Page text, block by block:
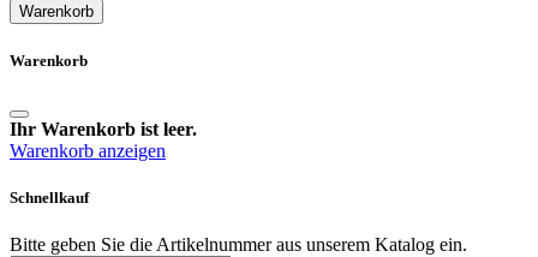
Warenkorb
Warenkorb
Ihr Warenkorb ist leer.
Warenkorb anzeigen
Schnellkauf
Bitte geben Sie die Artikelnummer aus unserem Katalog ein.